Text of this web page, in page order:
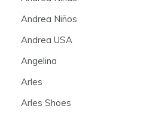
Andrea Niños
Andrea USA
Angelina
Arles
Arles Shoes